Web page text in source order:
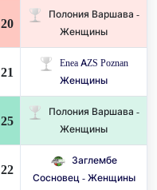
20
Полония Варшава -
Женщины
21
Enea AZS Poznan
Женщины
25
Полония Варшава -
Женщины
22
Заглембе
Сосновец - Женщины